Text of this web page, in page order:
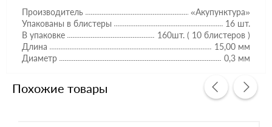
Производитель
«Акупунктура»
Упакованы в блистеры
16 шт.
В упаковке
160шт. ( 10 блистеров )
Длина
15,00 мм
Диаметр
0,3 мм
Похожие товары